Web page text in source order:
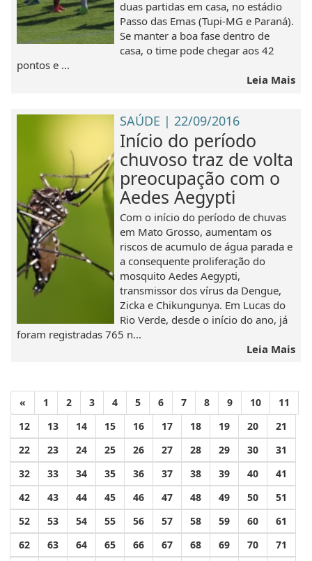
duas partidas em casa, no estádio
Passo das Emas (Tupi-MG e Paraná).
Se manter a boa fase dentro de
casa, o time pode chegar aos 42
pontos e ...
Leia Mais
SAÚDE | 22/09/2016
Início do período
chuvoso traz de volta
preocupação com o
Aedes Aegypti
Com o início do período de chuvas
em Mato Grosso, aumentam os
riscos de acumulo de água parada e
a consequente proliferação do
mosquito Aedes Aegypti,
transmissor dos vírus da Dengue,
Zicka e Chikungunya. Em Lucas do
Rio Verde, desde o início do ano, já
foram registradas 765 n...
Leia Mais
« 1 2 3 4 5 6 7 8 9 10
11
12
13 14 15 16 17 18 19 20
21
22
23 24 25 26 27 28 29 30
31
32
33 34 35 36 37 38 39 40
41
42
43 44 45 46 47 48 49 50
51
52
53 54 55 56 57 58 59 60
61
62
63 64 65 66 67 68 69 70
71